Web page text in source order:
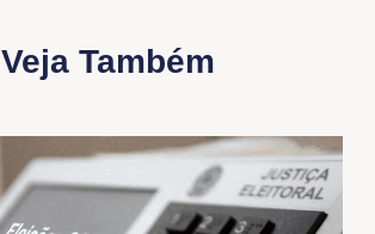
Veja Também